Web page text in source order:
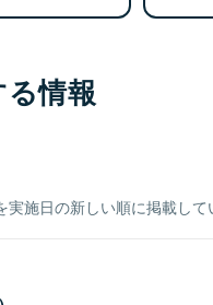
情報
施日の新しい順に掲載して